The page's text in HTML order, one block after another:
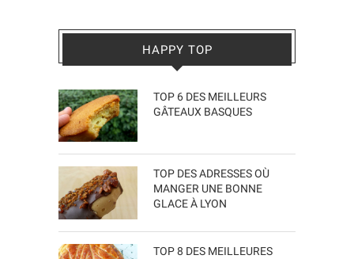
HAPPY TOP
TOP 6 DES MEILLEURS
GÂTEAUX BASQUES
TOP DES ADRESSES OÙ
MANGER UNE BONNE
GLACE À LYON
TOP 8 DES MEILLEURES